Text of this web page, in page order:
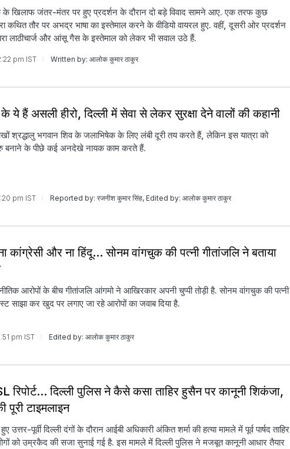
खिलाफ जंतर-मंतर पर हुए प्रदर्शन के दौरान दो बड़े विवाद सामने आए. एक तरफ कुछ
कथित तौर पर अभद्र भाषा का इस्तेमाल करने के वीडियो वायरल हुए. वहीं, दूसरी ओर प्रदर्शन
लाठीचार्ज और आंसू गैस के इस्तेमाल को लेकर भी सवाल उठे हैं.
pm IST Written by: आलोक कुमार ठाकुर
ये हैं असली हीरो, दिल्ली में सेवा से लेकर सुरक्षा देने वालों की कहानी
श्रद्धालु भगवान शिव के जलाभिषेक के लिए लंबी दूरी तय करते हैं, लेकिन इस यात्रा को
बनाने के पीछे कई अनदेखे नायक काम करते हैं.
pm IST Reported by: रजनीश कुमार सिंह, Edited by: आलोक कुमार ठाकुर
कांग्रेसी और ना हिंदू... सोनम वांगचुक की पत्नी गीतांजलि ने बताया
आरोपों के बीच गीतांजलि आंगमो ने आखिरकार अपनी चुप्पी तोड़ी है. सोनम वांगचुक की पत्नी
साझा कर खुद पर लगाए जा रहे आरोपों का जवाब दिया है.
pm IST Edited by: आलोक कुमार ठाकुर
रिपोर्ट... दिल्ली पुलिस ने कैसे कसा ताहिर हुसैन पर कानूनी शिकंजा,
पूरी टाइमलाइन
पूर्वी दिल्ली दंगों के दौरान आईबी अधिकारी अंकित शर्मा की हत्या मामले में पूर्व पार्षद ताहिर
को उम्रकैद की सजा सुनाई गई है. इस मामले में दिल्ली पुलिस ने मजबूत कानूनी आधार तैयार